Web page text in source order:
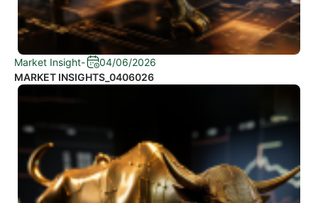
Market Insight-
04/06/2026
MARKET INSIGHTS_0406026